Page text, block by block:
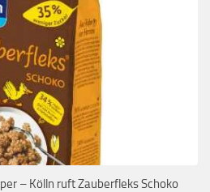
– Kölln ruft Zauberfleks Schoko